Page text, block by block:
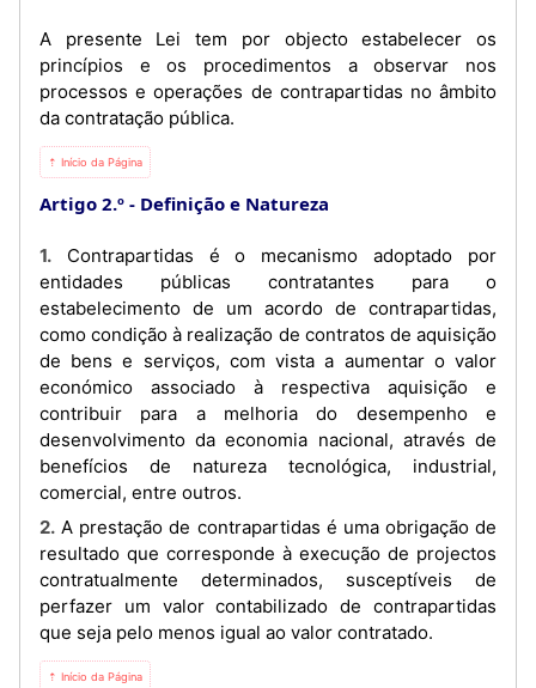
A presente Lei tem por objecto estabelecer os
princípios e os procedimentos a observar nos
processos e operações de contrapartidas no âmbito
da contratação pública.
⇡ Início da Página
Artigo 2.º Definição e Natureza
1. Contrapartidas é o mecanismo adoptado por
entidades públicas contratantes para o
estabelecimento de um acordo de contrapartidas,
como condição à realização de contratos de aquisição
de bens e serviços, com vista a aumentar o valor
económico associado à respectiva aquisição e
contribuir para a melhoria do desempenho e
desenvolvimento da economia nacional, através de
benefícios de natureza tecnológica, industrial,
comercial, entre outros.
2. A prestação de contrapartidas é uma obrigação de
resultado que corresponde à execução de projectos
contratualmente determinados, susceptíveis de
perfazer um valor contabilizado de contrapartidas
que seja pelo menos igual ao valor contratado.
⇡ Início da Página